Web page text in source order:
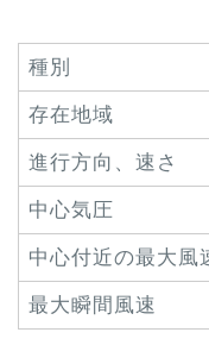
種別
存在地域
進行方向、速さ
中心気圧
中心付近の最大風
最大瞬間風速